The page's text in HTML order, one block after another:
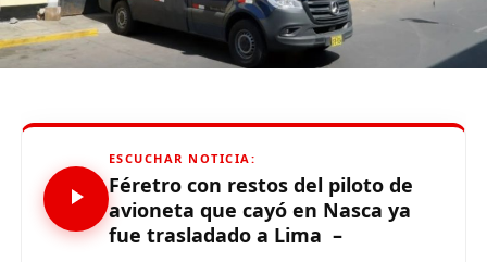
Gutiérrez agradeció el reconocimiento, pero afirmó:
ESCUCHAR NOTICIA:
Féretro con restos del piloto de
avioneta que cayó en Nasca ya
fue trasladado a Lima –